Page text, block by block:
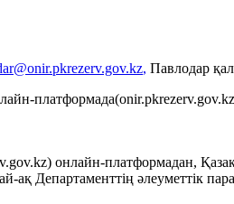
onir.pkrezerv.gov.kz, Павлодар
онлайн-платформадан,
ақ Департаменттің әлеуметтік